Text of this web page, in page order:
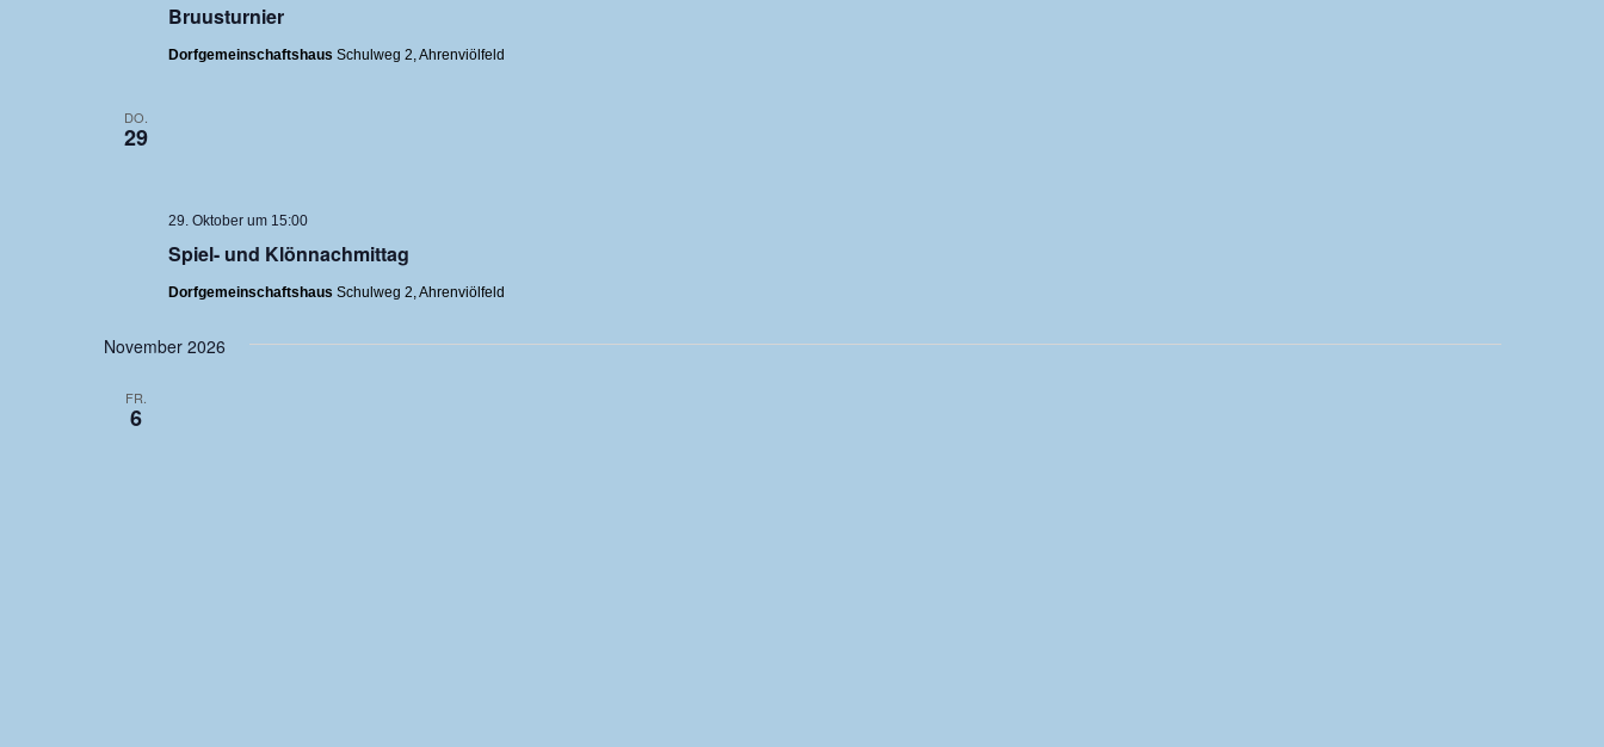
Bruusturnier
Dorfgemeinschaftshaus Schulweg 2, Ahrenviölfeld
DO.
29
Spiel- und Klönnachmittag
29. Oktober um 15:00
Dorfgemeinschaftshaus Schulweg 2, Ahrenviölfeld
November 2026
FR.
6